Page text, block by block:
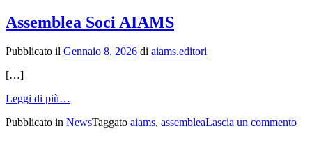
dei
mulini
alle
giornate
dei
Assemblea Soci AIAMS
Pubblicato il Gennaio 8, 2026 di aiams.editori
[…]
Leggi di più…
Soci
Pubblicato in NewsTaggato aiams, assembleaLascia un commentosu